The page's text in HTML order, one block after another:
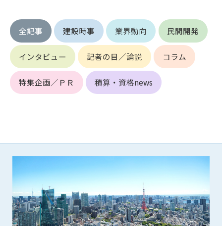
全記事 建設時事 業界動向 民間開発
インタビュー 記者の目／論説 コラム
特集企画／ＰＲ 積算・資格news
第三者（他の会員を含む）の使用等による損害について責任
を負うものとし、管理者は一切責任を負いません。
第6条（会員の禁止事項）
1. 会員は建設資料館WEB上で以下の行為をしないものとしま
す。
(1) 第三者または管理者の著作権、その他知的所有権を侵害す
(6) 管理者が承認していない営利を目的とした行為
(7) 公序良俗に反する行為
(8) 犯罪的行為に結びつく行為
(9) その他、法律に反する行為
(10) 建設資料館から知り得た情報及びダウンロードした情報